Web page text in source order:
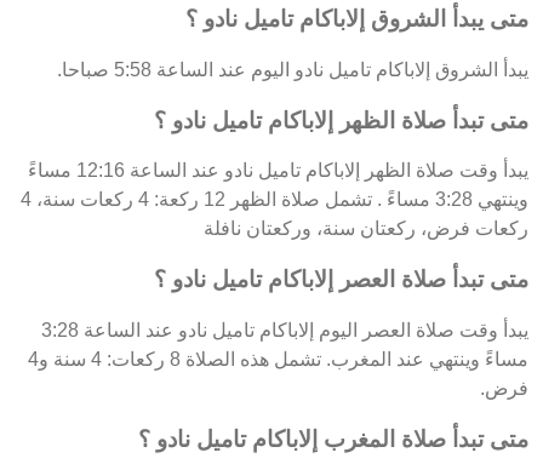
متى يبدأ الشروق إلاباكام تاميل نادو ؟
يبدأ الشروق إلاباكام تاميل نادو اليوم عند الساعة 5:58 صباحا.
متى تبدأ صلاة الظهر إلاباكام تاميل نادو ؟
يبدأ وقت صلاة الظهر إلاباكام تاميل نادو عند الساعة 12:16 مساءً
وينتهي 3:28 مساءً . تشمل صلاة الظهر 12 ركعة: 4 ركعات سنة، 4
ركعات فرض، ركعتان سنة، وركعتان نافلة
متى تبدأ صلاة العصر إلاباكام تاميل نادو ؟
يبدأ وقت صلاة العصر اليوم إلاباكام تاميل نادو عند الساعة 3:28
مساءً وينتهي عند المغرب. تشمل هذه الصلاة 8 ركعات: 4 سنة و4
فرض.
متى تبدأ صلاة المغرب إلاباكام تاميل نادو ؟